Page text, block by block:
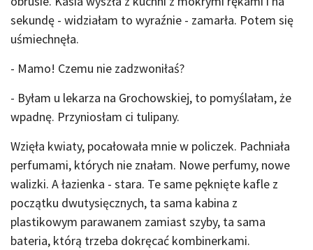
sekundę - widziałam to wyraźnie - zamarła. Potem się
uśmiechnęła.
- Mamo! Czemu nie zadzwoniłaś?
- Byłam u lekarza na Grochowskiej, to pomyślałam, że
wpadnę. Przyniosłam ci tulipany.
Wzięła kwiaty, pocałowała mnie w policzek. Pachniała
perfumami, których nie znałam. Nowe perfumy, nowe
walizki. A łazienka - stara. Te same pęknięte kafle z
początku dwutysięcznych, ta sama kabina z
plastikowym parawanem zamiast szyby, ta sama
bateria, którą trzeba dokręcać kombinerkami.